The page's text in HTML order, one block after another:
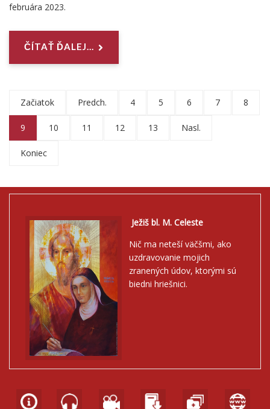
februára 2023.
ČÍTAŤ ĎALEJ...
Začiatok Predch. 4 5 6 7 8
9 10 11 12 13 Nasl.
Koniec
Ježiš bl. M. Celeste
Nič ma neteší väčšmi, ako
uzdravovanie mojich
zranených údov, ktorými sú
biedni hriešnici.